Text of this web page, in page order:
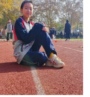
2）班林...+more